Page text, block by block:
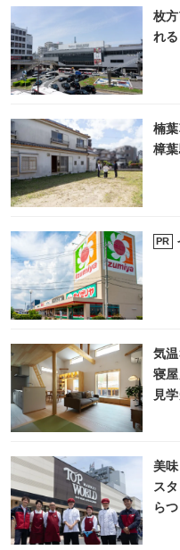
枚
れ
楠
樟
PR
気
寝
見
美
ス
ら